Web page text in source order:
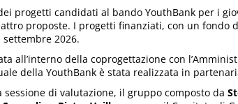
progetti candidati al bando YouthBank per i
proposte. I progetti finanziati, con un fondo
2026.
all’interno della coprogettazione con
della YouthBank è stata realizzata in
sessione di valutazione, il gruppo composto da